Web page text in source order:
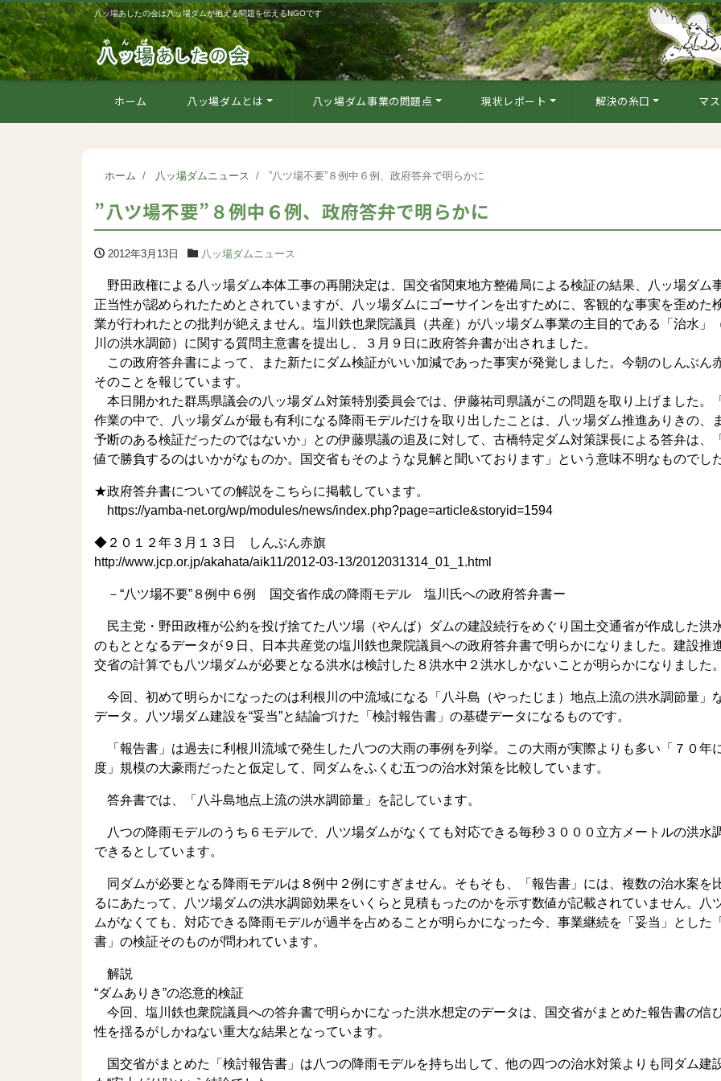
八ッ場あしたの会は八ッ場ダムが抱える問題を伝えるNGOです
ホーム 八ッ場ダムとは 八ッ場ダム事業の問題点 現状レポート 解決の糸口 マ
ホーム 八ッ場ダムニュース ”八ツ場不要”８例中６例、政府答弁で明らかに
”八ツ場不要”８例中６例、政府答弁で明らかに
2012年3月13日 八ッ場ダムニュース
野田政権による八ッ場ダム本体工事の再開決定は、国交省関東地方整備局による検証の結果、八ッ場ダム
正当性が認められたためとされていますが、八ッ場ダムにゴーサインを出すために、客観的な事実を歪めた
業が行われたとの批判が絶えません。塩川鉄也衆院議員（共産）が八ッ場ダム事業の主目的である「治水」
川の洪水調節）に関する質問主意書を提出し、３月９日に政府答弁書が出されました。
この政府答弁書によって、また新たにダム検証がいい加減であった事実が発覚しました。今朝のしんぶん
そのことを報じています。
本日開かれた群馬県議会の八ッ場ダム対策特別委員会では、伊藤祐司県議がこの問題を取り上げました。
作業の中で、八ッ場ダムが最も有利になる降雨モデルだけを取り出したことは、八ッ場ダム推進ありきの、
予断のある検証だったのではないか」との伊藤県議の追及に対して、古橋特定ダム対策課長による答弁は、
値で勝負するのはいかがなものか。国交省もそのような見解と聞いております」という意味不明なものでし
★政府答弁書についての解説をこちらに掲載しています。
https://yamba-net.org/wp/modules/news/index.php?page=article&storyid=1594
◆２０１２年３月１３日 しんぶん赤旗
http://www.jcp.or.jp/akahata/aik11/2012-03-13/2012031314_01_1.html
－“八ツ場不要”８例中６例 国交省作成の降雨モデル 塩川氏への政府答弁書ー
民主党・野田政権が公約を投げ捨てた八ツ場（やんば）ダムの建設続行をめぐり国土交通省が作成した洪
のもととなるデータが９日、日本共産党の塩川鉄也衆院議員への政府答弁書で明らかになりました。建設推
交省の計算でも八ツ場ダムが必要となる洪水は検討した８洪水中２洪水しかないことが明らかになりました
今回、初めて明らかになったのは利根川の中流域になる「八斗島（やったじま）地点上流の洪水調節量」
データ。八ツ場ダム建設を“妥当”と結論づけた「検討報告書」の基礎データになるものです。
「報告書」は過去に利根川流域で発生した八つの大雨の事例を列挙。この大雨が実際よりも多い「７０年
度」規模の大豪雨だったと仮定して、同ダムをふくむ五つの治水対策を比較しています。
答弁書では、「八斗島地点上流の洪水調節量」を記しています。
八つの降雨モデルのうち６モデルで、八ツ場ダムがなくても対応できる毎秒３０００立方メートルの洪水
できるとしています。
同ダムが必要となる降雨モデルは８例中２例にすぎません。そもそも、「報告書」には、複数の治水案を
るにあたって、八ツ場ダムの洪水調節効果をいくらと見積もったのかを示す数値が記載されていません。八
ムがなくても、対応できる降雨モデルが過半を占めることが明らかになった今、事業継続を「妥当」とした
書」の検証そのものが問われています。
解説
“ダムありき”の恣意的検証
今回、塩川鉄也衆院議員への答弁書で明らかになった洪水想定のデータは、国交省がまとめた報告書の信
性を揺るがしかねない重大な結果となっています。
国交省がまとめた「検討報告書」は八つの降雨モデルを持ち出して、他の四つの治水対策よりも同ダム建